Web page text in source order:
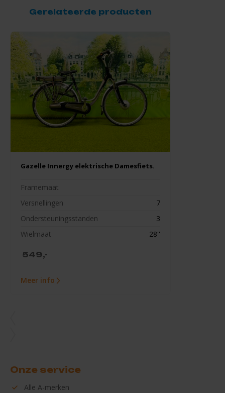
Gerelateerde producten
Gazelle Innergy elektrische Damesfiets.
Framemaat
Versnellingen
7
Ondersteuningsstanden
3
Wielmaat
28''
549,-
Meer info
Onze service
Alle A-merken